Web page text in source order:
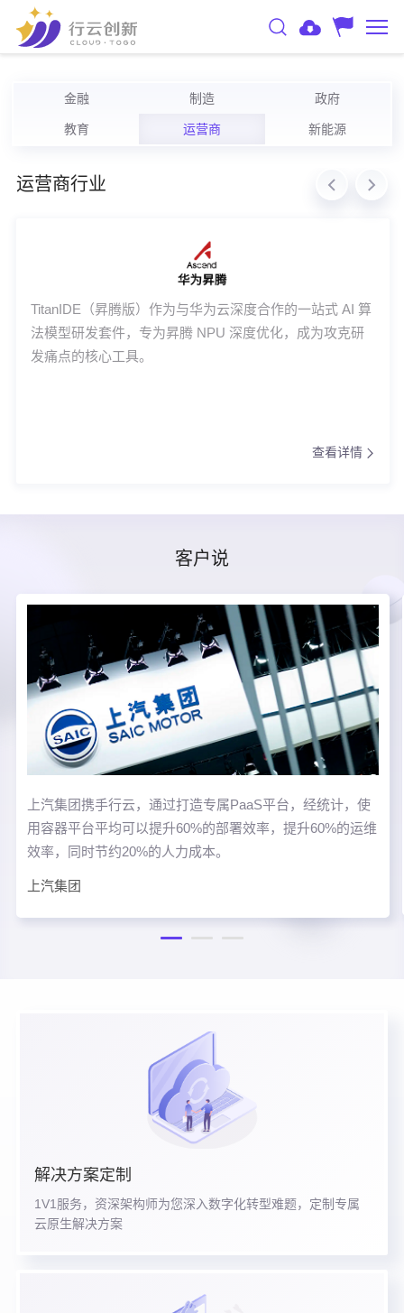
金融 制造 政府
教育 运营商 新能源
运营商行业
TitanIDE（昇腾版）作为与华为云深度合作的一站式 AI 算
法模型研发套件，专为昇腾 NPU 深度优化，成为攻克研
发痛点的核心工具。
查看详情
客户说
上汽集团携手行云，通过打造专属PaaS平台，经统计，使
用容器平台平均可以提升60%的部署效率，提升60%的运维
效率，同时节约20%的人力成本。
上汽集团
解决方案定制
1V1服务，资深架构师为您深入数字化转型难题，定制专属
云原生解决方案